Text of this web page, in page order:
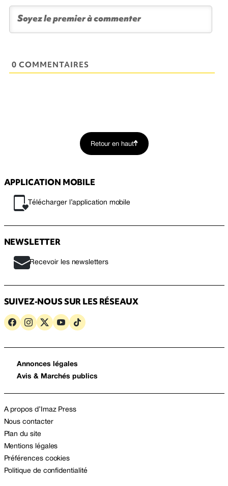
0 COMMENTAIRES
Retour en haut
APPLICATION MOBILE
Télécharger l’application mobile
NEWSLETTER
Recevoir les newsletters
SUIVEZ-NOUS SUR LES RÉSEAUX
Annonces légales
Avis & Marchés publics
A propos d’Imaz Press
Nous contacter
Plan du site
Mentions légales
Préférences cookies
Politique de confidentialité